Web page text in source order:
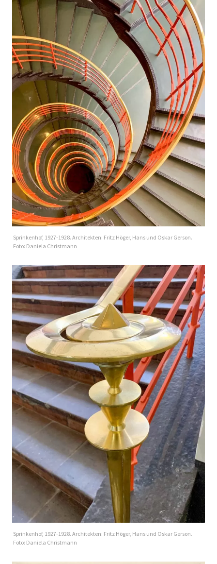
Sprinkenhof, 1927-1928. Architekten: Fritz Höger, Hans und Oskar Gerson.
Foto: Daniela Christmann
Sprinkenhof, 1927-1928. Architekten: Fritz Höger, Hans und Oskar Gerson.
Foto: Daniela Christmann